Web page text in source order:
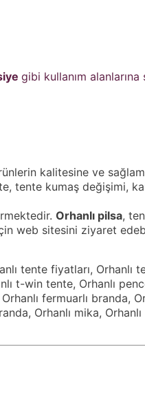
gibi kullanım
kalitesine ve
tente kumaş değişimi,
Orhanlı pilsa,
web sitesini ziyaret
tente fiyatları, Orhanlı
t-win tente, Orhanlı
fermuarlı branda,
Orhanlı mika,